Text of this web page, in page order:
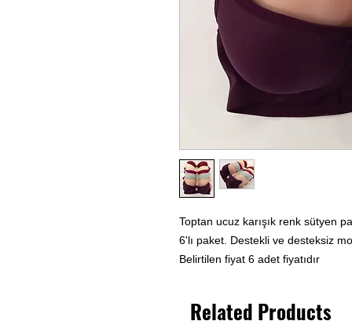
Toptan ucuz karışık renk sütyen
6'lı paket. Destekli ve desteksiz
Belirtilen fiyat 6 adet fiyatıdır
Related Products